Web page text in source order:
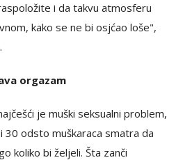
i da takvu atmosferu
kako se ne bi osjćao loše",
orgazam
je muški seksualni problem,
30 odsto muškaraca smatra da
koliko bi željeli. Šta zanči